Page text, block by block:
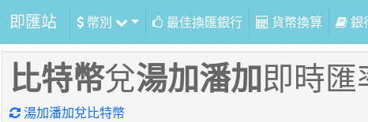
即匯站 幣別 最佳換匯銀行 貨幣換算 銀
比特幣兌湯加潘加即時匯
湯加潘加兌比特幣